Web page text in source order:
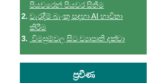
පියවරෙන් පියවර සිතීම
වැරදීම් බැංකු සඳහා AI භාවිතා
කිරීම
විමසුම්වල සිට ව්‍යාපෘති දක්වා
ප්‍රවීණ